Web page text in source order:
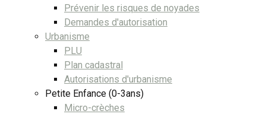
Prévenir les risques de noyades
Demandes d'autorisation
Urbanisme
PLU
Plan cadastral
Autorisations d'urbanisme
Petite Enfance (0-3ans)
Micro-crèches